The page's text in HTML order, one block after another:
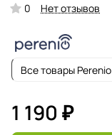
0 Нет отзывов
Все товары Perenio
1 190 ₽